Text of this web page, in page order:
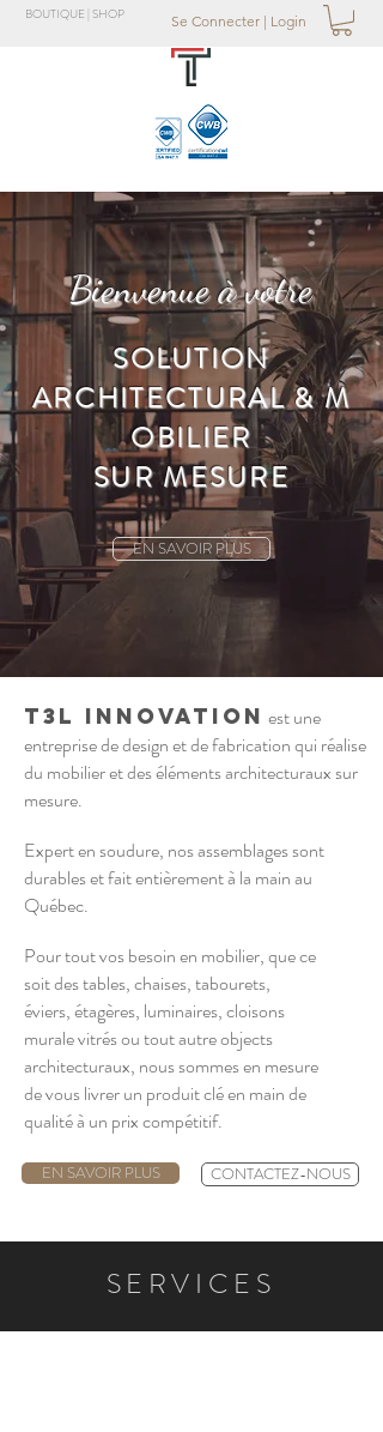
Se Connecter | Login
BOUTIQUE | SHOP
Bienvenue à votre
SOLUTION
ARCHITECTURAL & M
OBILIER
SUR MESURE
EN SAVOIR PLUS
T3L Innovation est une
entreprise de design et de fabrication qui réalise
du mobilier et des éléments architecturaux sur
mesure.
Expert en soudure, nos assemblages sont
durableset faitentièrement à la main au
Québec.
Pour tout vos besoin en mobilier, que ce
soit des tables, chaises, tabourets,
éviers, étagères, luminaires, cloisons
murale vitrés ou tout autreobjects
architecturaux, nous sommesen mesure
de vous livrer un produitclé en mainde
qualité à un prix compétitif.
EN SAVOIR PLUS CONTACTEZ-NOUS
SERVICES